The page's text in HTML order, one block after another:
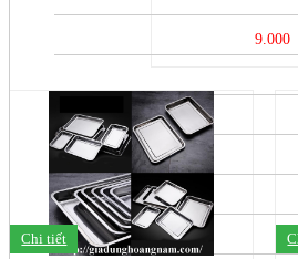
9.000
Chi tiết